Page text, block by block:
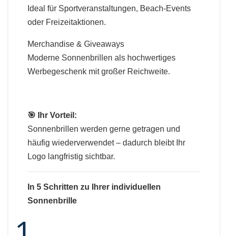
Ideal für Sportveranstaltungen, Beach-Events
oder Freizeitaktionen.
Merchandise & Giveaways
Moderne Sonnenbrillen als hochwertiges
Werbegeschenk mit großer Reichweite.
🎯 Ihr Vorteil:
Sonnenbrillen werden gerne getragen und
häufig wiederverwendet – dadurch bleibt Ihr
Logo langfristig sichtbar.
In 5 Schritten zu Ihrer individuellen
Sonnenbrille